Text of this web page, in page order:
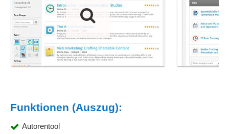
Funktionen (Auszug):
Autorentool